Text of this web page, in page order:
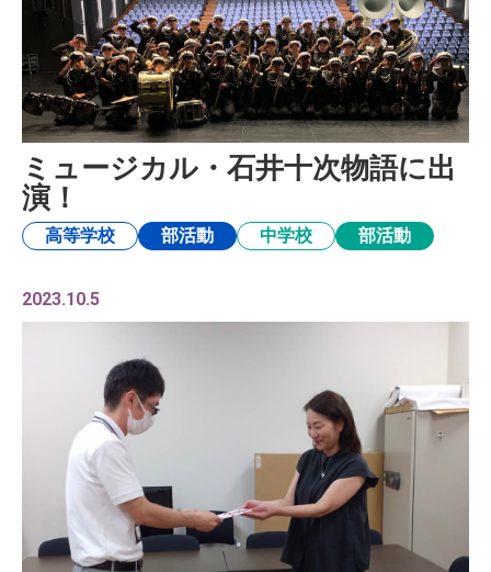
ミュージカル・石井十次物語に出
演！
高等学校 部活動 中学校 部活動
2023.10.5